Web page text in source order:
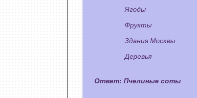
Ягоды
Фрукты
Здания Москвы
Деревья
Ответ: Пчелиные соты